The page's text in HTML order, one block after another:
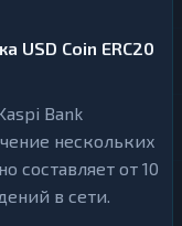
USD Coin ERC20
Bank
нескольких
составляет от 10
в сети.